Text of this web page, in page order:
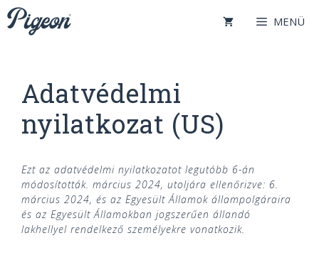
Kilépés
MENÜ
Adatvédelmi
nyilatkozat (US)
Ezt az adatvédelmi nyilatkozatot legutóbb 6-án
módosították. március 2024, utoljára ellenőrizve: 6.
március 2024, és az Egyesült Államok állampolgáraira
és az Egyesült Államokban jogszerűen állandó
lakhellyel rendelkező személyekre vonatkozik.